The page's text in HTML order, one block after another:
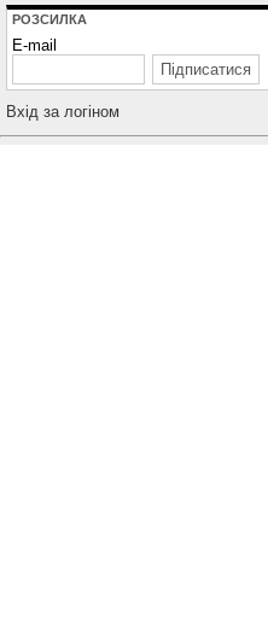
РОЗСИЛКА
E-mail
Вхiд за логiном